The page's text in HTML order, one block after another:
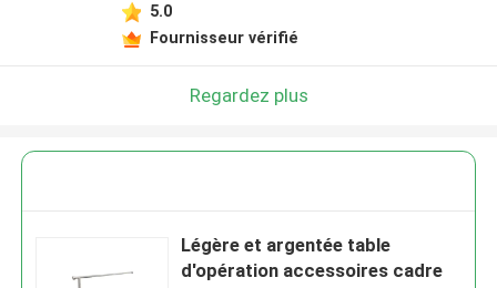
5.0
Fournisseur vérifié
Regardez plus
Légère et argentée table
d'opération accessoires cadre